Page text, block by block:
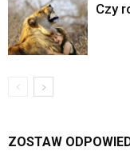
Czy
ZOSTAW